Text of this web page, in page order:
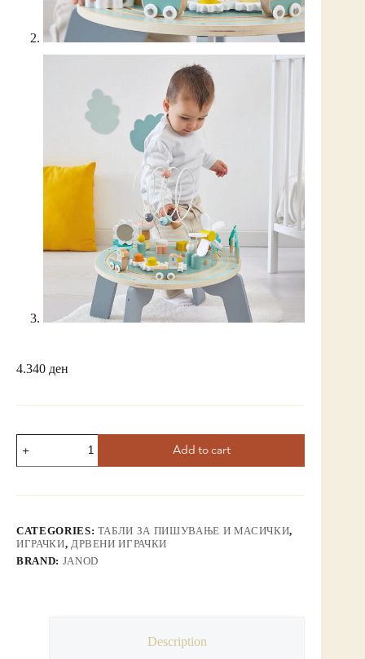
4.340 ден
Add to cart
CATEGORIES: ТАБЛИ ЗА ПИШУВАЊЕ И МАСИЧКИ,
ИГРАЧКИ, ДРВЕНИ ИГРАЧКИ
BRAND: JANOD
Description